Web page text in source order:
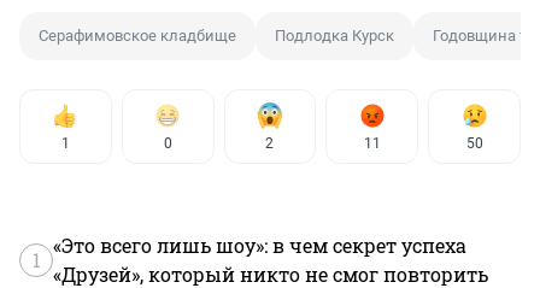
Серафимовское кладбище Подлодка Курск Годовщина
1 0 2 11 50
1
«Это всего лишь шоу»: в чем секрет успеха
«Друзей», который никто не смог повторить